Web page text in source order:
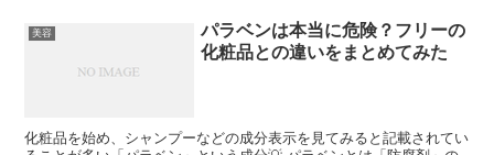
美容
パラベンは本当に危険？フリーの
化粧品との違いをまとめてみた
化粧品を始め、シャンプーなどの成分表示を見てみると記載されてい